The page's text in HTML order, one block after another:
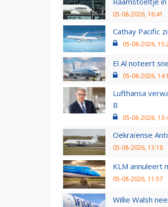
05-08-2026, 16:41
Cathay Pacific
05-08-2026,
El Al noteert
05-08-2026,
Lufthansa
B
05-08-2026,
Oekraïense
05-08-2026, 13:18
KLM annuleert
05-08-2026, 11:57
Willie Walsh